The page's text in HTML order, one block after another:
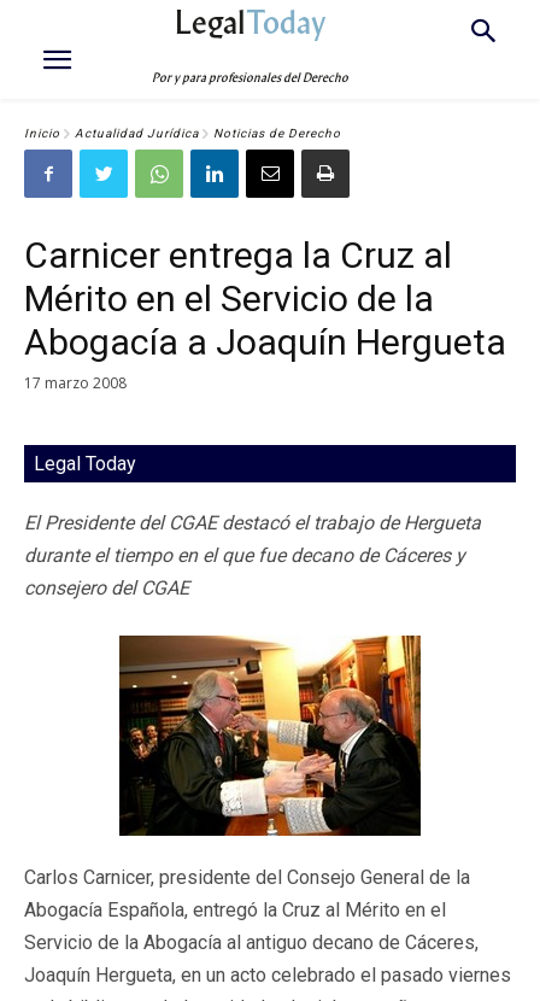
LegalToday
Por y para profesionales del Derecho
Inicio Actualidad Jurídica Noticias de Derecho
Carnicer entrega la Cruz al
Mérito en el Servicio de la
Abogacía a Joaquín Hergueta
17 marzo 2008
Legal Today
El Presidente del CGAE destacó el trabajo de Hergueta
durante el tiempo en el que fue decano de Cáceres y
consejero del CGAE
Carlos Carnicer, presidente del Consejo General de la
Abogacía Española, entregó la Cruz al Mérito en el
Servicio de la Abogacía al antiguo decano de Cáceres,
Joaquín Hergueta, en un acto celebrado el pasado viernes